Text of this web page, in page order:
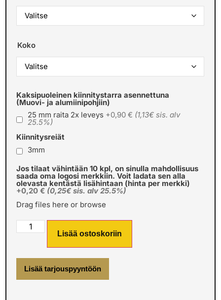
Koko
Kaksipuoleinen kiinnitystarra asennettuna
(Muovi- ja alumiinipohjiin)
25 mm raita 2x leveys +0,90 € (1,13€ sis. alv
25.5%)
Kiinnitysreiät
3mm
Jos tilaat vähintään 10 kpl, on sinulla mahdollisuus
saada oma logosi merkkiin. Voit ladata sen alla
olevasta kentästä lisähintaan (hinta per merkki)
+0,20 € (0,25€ sis. alv 25.5%)
Drag files here or browse
Lisää ostoskoriin
Lisää tarjouspyyntöön